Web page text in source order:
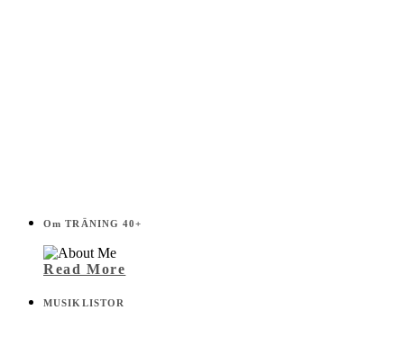
Om TRÄNING 40+
Read More
MUSIKLISTOR